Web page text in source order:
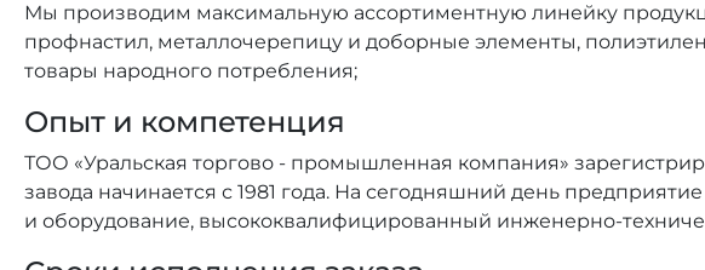
Мы производим максимальную ассортиментную линейку
профнастил, металлочерепицу и доборные элементы,
товары народного потребления;
Опыт и компетенция
ТОО «Уральская торгово - промышленная компания»
завода начинается с 1981 года. На сегодняшний день
и оборудование, высококвалифицированный инженерно-